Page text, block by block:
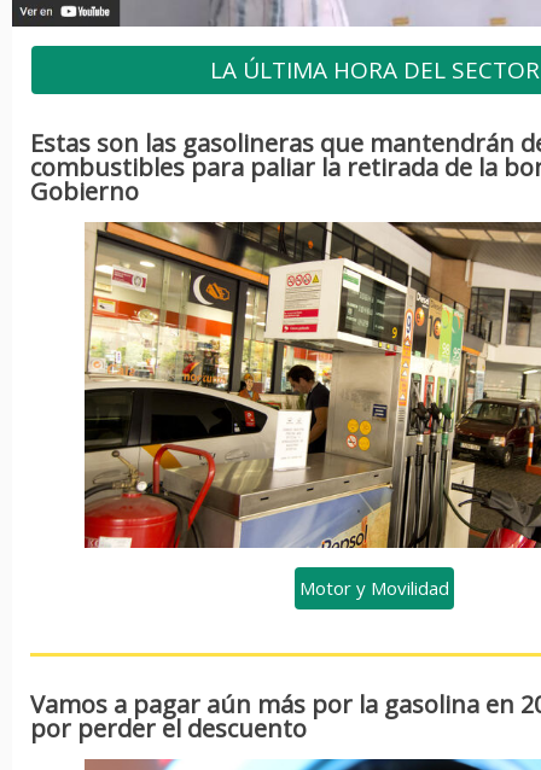
LA ÚLTIMA HORA DEL SECTOR
Estas son las gasolineras que mantendrán
combustibles para paliar la retirada de la
Gobierno
Motor y Movilidad
Vamos a pagar aún más por la gasolina en
por perder el descuento